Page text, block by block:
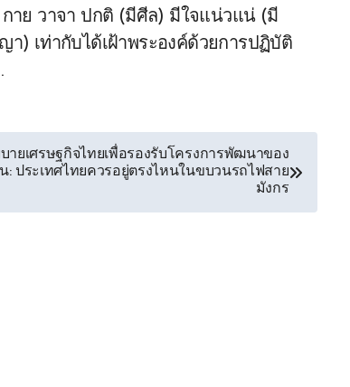
) เท่ากับได้เฝ้าพระองค์ด้วยการปฏิบัติ
ายเศรษฐกิจไทยเพื่อรองรับโครงการพัฒนาของ
: ประเทศไทยควรอยู่ตรงไหนในขบวนรถไฟสาย
มังกร